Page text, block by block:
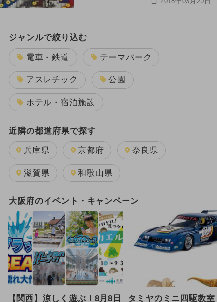
ジャンルで絞り込む
電車・鉄道 テーマパーク
アスレチック 公園
ホテル・宿泊施設
近隣の都道府県で探す
兵庫県 京都府 奈良県
滋賀県 和歌山県
大阪府のイベント・キャンペーン
【関西】涼しく遊ぶ！8月8日
タミヤのミニ四駆教